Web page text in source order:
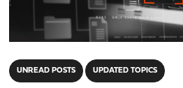
UNREAD POSTS UPDATED TOPICS